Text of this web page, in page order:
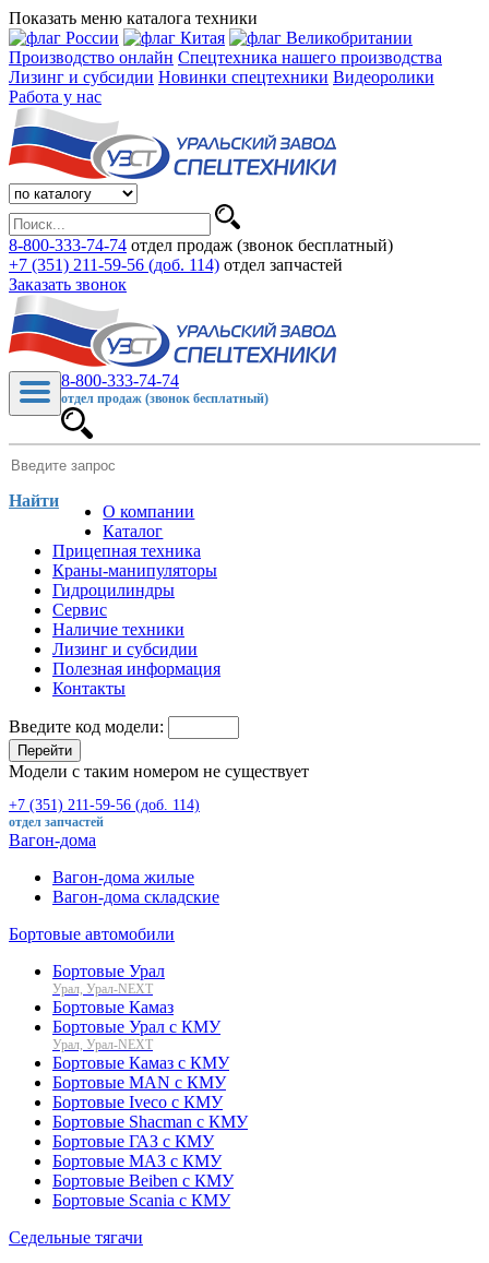
Показать меню каталога техники
Производство онлайн Спецтехника нашего производства
Лизинг и субсидии Новинки спецтехники Видеоролики
Работа у нас
8-800-333-74-74 отдел продаж (звонок бесплатный)
+7 (351) 211-59-56 (доб. 114) отдел запчастей
Заказать звонок
8-800-333-74-74
отдел продаж (звонок бесплатный)
Найти
О компании
Каталог
Прицепная техника
Краны-манипуляторы
Гидроцилиндры
Сервис
Наличие техники
Лизинг и субсидии
Полезная информация
Контакты
Введите код модели:
Перейти
Модели с таким номером не существует
+7 (351) 211-59-56 (доб. 114)
отдел запчастей
Вагон-дома
Вагон-дома жилые
Вагон-дома складские
Бортовые автомобили
Бортовые Урал
Урал, Урал-NEXT
Бортовые Камаз
Бортовые Урал с КМУ
Урал, Урал-NEXT
Бортовые Камаз с КМУ
Бортовые MAN с КМУ
Бортовые Iveco с КМУ
Бортовые Shacman с КМУ
Бортовые ГАЗ с КМУ
Бортовые МАЗ с КМУ
Бортовые Beiben с КМУ
Бортовые Scania с КМУ
Седельные тягачи